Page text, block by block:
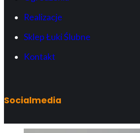
Realizacje
Sklep Łuki Ślubne
Kontakt
Socialmedia